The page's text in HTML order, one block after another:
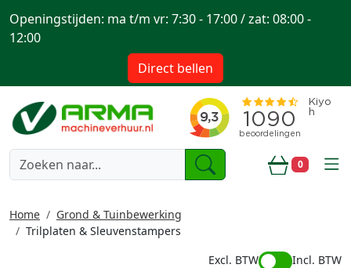
0
Openingstijden: ma t/m vr: 7:30 - 17:00 / zat: 08:00 -
12:00
Direct bellen
Home
Grond & Tuinbewerking
Trilplaten & Sleuvenstampers
Excl. BTW
Incl. BTW